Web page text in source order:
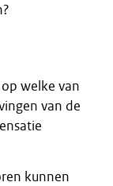
welke van
van de
kunnen